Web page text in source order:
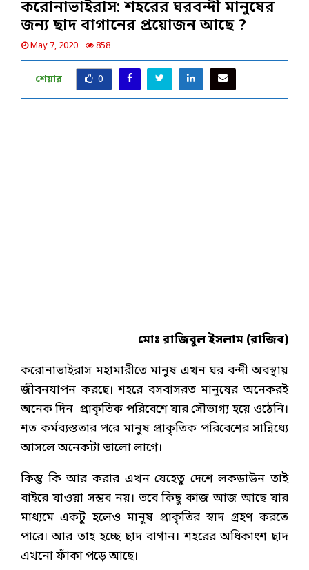
করোনাভাইরাস: শহরের ঘরবন্দী মানুষের
জন্য ছাদ বাগানের প্রয়োজন আছে ?
May 7, 2020 858
শেয়ার 0
মোঃ রাজিবুল ইসলাম (রাজিব)
করোনাভাইরাস মহামারীতে মানুষ এখন ঘর বন্দী অবস্থায়
জীবনযাপন করছে। শহরে বসবাসরত মানুষের অনেকরই
অনেক দিন প্রাকৃতিক পরিবেশে যার সৌভাগ্য হয়ে ওঠেনি।
শত কর্মব্যস্ততার পরে মানুষ প্রাকৃতিক পরিবেশের সান্নিধ্যে
আসলে অনেকটা ভালো লাগে।
কিন্তু কি আর করার এখন যেহেতু দেশে লকডাউন তাই
বাইরে যাওয়া সম্ভব নয়। তবে কিছু কাজ আজ আছে যার
মাধ্যমে একটু হলেও মানুষ প্রাকৃতির স্বাদ গ্রহণ করতে
পারে। আর তাহ হচ্ছে ছাদ বাগান। শহরের অধিকাংশ ছাদ
এখনো ফাঁকা পড়ে আছে।